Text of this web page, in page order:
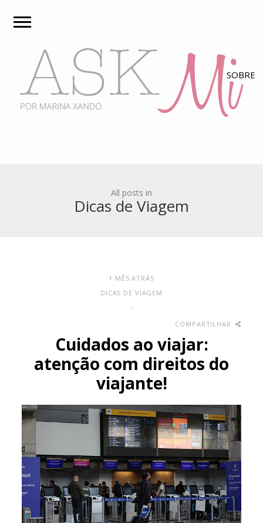
All posts in
Dicas de Viagem
1 MÊS ATRÁS
DICAS DE VIAGEM
-
COMPARTILHAR
Cuidados ao viajar:
atenção com direitos do
viajante!